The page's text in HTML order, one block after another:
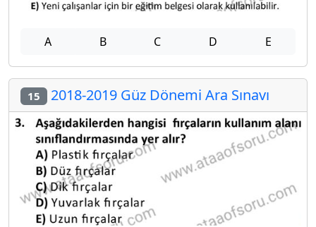
A B C D E
15 2018-2019 Güz Dönemi Ara Sınavı